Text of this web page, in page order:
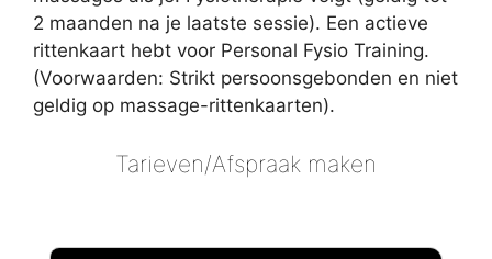
2 maanden na je laatste sessie). Een actieve
rittenkaart hebt voor Personal Fysio Training.
(Voorwaarden: Strikt persoonsgebonden en niet
geldig op massage-rittenkaarten).
Tarieven/Afspraak maken